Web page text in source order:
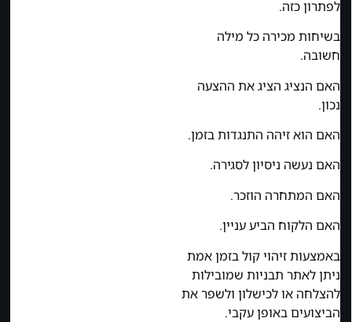
לפתרון כזה.
בשיחות מכירה כל מילה
חשובה.
האם הנציג הציג את ההצעה
נכון.
האם הוא זיהה התנגדות בזמן.
האם נעשה ניסיון לסגירה.
האם המתחרה הוזכר.
האם הלקוח הביע עניין.
באמצעות זיהוי קול בזמן אמת
ניתן לאתר תבניות שמובילות
להצלחה או לכישלון ולשפר את
הביצועים באופן עקבי.